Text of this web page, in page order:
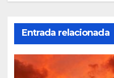
Entrada relacionada